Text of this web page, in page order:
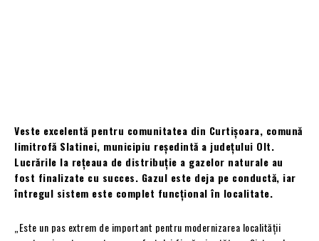
Veste excelentă pentru comunitatea din Curtișoara, comună
limitrofă Slatinei, municipiu reședintă a județului Olt.
Lucrările la rețeaua de distribuție a gazelor naturale au
fost finalizate cu succes. Gazul este deja pe conductă, iar
întregul sistem este complet funcțional în localitate.
„Este un pas extrem de important pentru modernizarea localității